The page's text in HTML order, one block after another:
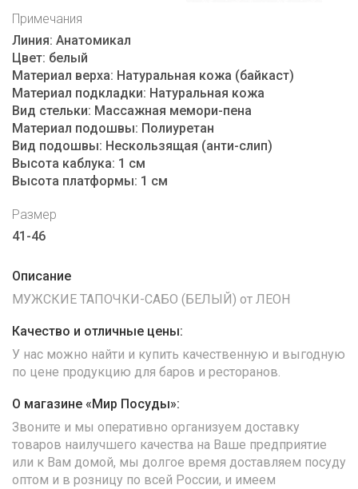
Примечания
Линия: Анатомикал
Цвет: белый
Материал верха: Натуральная кожа (байкаст)
Материал подкладки: Натуральная кожа
Вид стельки: Массажная мемори-пена
Материал подошвы: Полиуретан
Вид подошвы: Нескользящая (анти-слип)
Высота каблука: 1 см
Высота платформы: 1 см
Размер
41-46
Описание
МУЖСКИЕ ТАПОЧКИ-САБО (БЕЛЫЙ) от ЛЕОН
Качество и отличные цены:
У нас можно найти и купить качественную и выгодную
по цене продукцию для баров и ресторанов.
О магазине «Мир Посуды»:
Звоните и мы оперативно организуем доставку
товаров наилучшего качества на Ваше предприятие
или к Вам домой, мы долгое время доставляем посуду
оптом и в розницу по всей России, и имеем